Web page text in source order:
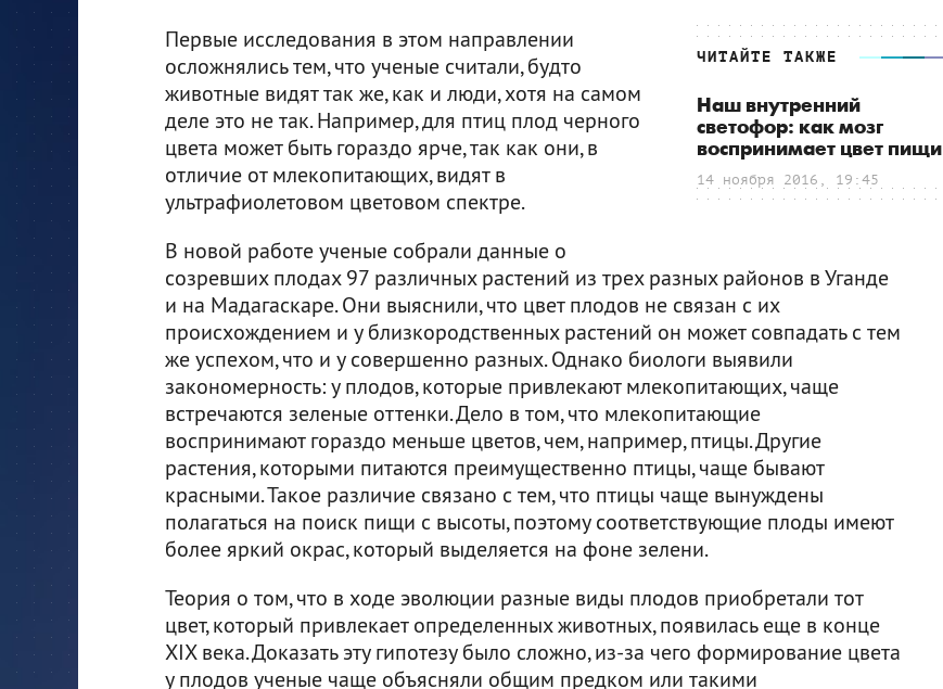
ЧИТАЙТЕ ТАКЖЕ
Наш внутренний
светофор: как мозг
воспринимает цвет пищи
14 ноября 2016, 19:45
Первые исследования в этом направлении
осложнялись тем, что ученые считали, будто
животные видят так же, как и люди, хотя на самом
деле это не так. Например, для птиц плод черного
цвета может быть гораздо ярче, так как они, в
отличие от млекопитающих, видят в
ультрафиолетовом цветовом спектре.
В новой работе ученые собрали данные о
созревших плодах 97 различных растений из трех разных районов в Уганде
и на Мадагаскаре. Они выяснили, что цвет плодов не связан с их
происхождением и у близкородственных растений он может совпадать с тем
же успехом, что и у совершенно разных. Однако биологи выявили
закономерность: у плодов, которые привлекают млекопитающих, чаще
встречаются зеленые оттенки. Дело в том, что млекопитающие
воспринимают гораздо меньше цветов, чем, например, птицы. Другие
растения, которыми питаются преимущественно птицы, чаще бывают
красными. Такое различие связано с тем, что птицы чаще вынуждены
полагаться на поиск пищи с высоты, поэтому соответствующие плоды имеют
более яркий окрас, который выделяется на фоне зелени.
Теория о том, что в ходе эволюции разные виды плодов приобретали тот
цвет, который привлекает определенных животных, появилась еще в конце
XIX века. Доказать эту гипотезу было сложно, из-за чего формирование цвета
у плодов ученые чаще объясняли общим предком или такими